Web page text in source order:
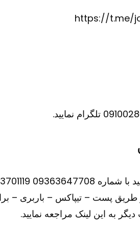
https://t.me/
خود را ثبت کنید.
پست – تیپاکس – باربری –
به این لینک مراجعه نمایید.